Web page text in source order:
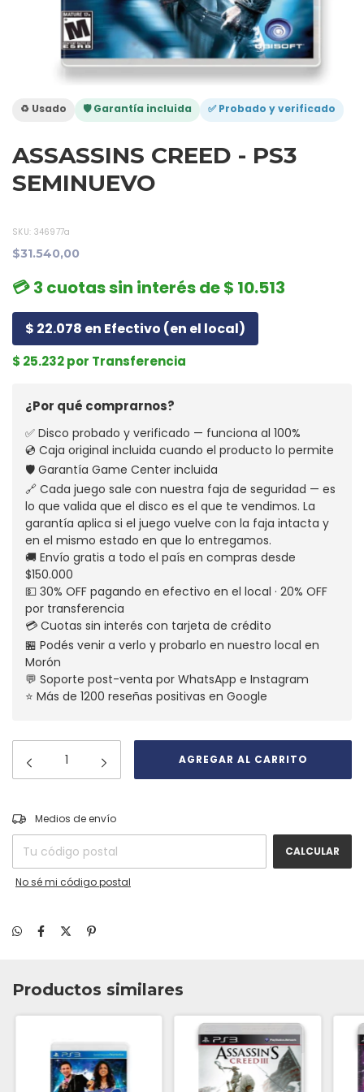
♻️ Usado 🛡️ Garantía incluida ✅ Probado y verificado
ASSASSINS CREED - PS3
SEMINUEVO
SKU: 346977a
$31.540,00
💳 3 cuotas sin interés de $ 10.513
$ 22.078 en Efectivo (en el local)
$ 25.232 por Transferencia
¿Por qué comprarnos?
✅ Disco probado y verificado — funciona al 100%
💿 Caja original incluida cuando el producto lo permite
🛡️ Garantía Game Center incluida
🔗 Cada juego sale con nuestra faja de seguridad — es
lo que valida que el disco es el que te vendimos. La
garantía aplica si el juego vuelve con la faja intacta y
en el mismo estado en que lo entregamos.
🚚 Envío gratis a todo el país en compras desde
$150.000
💵 30% OFF pagando en efectivo en el local · 20% OFF
por transferencia
💳 Cuotas sin interés con tarjeta de crédito
🏪 Podés venir a verlo y probarlo en nuestro local en
Morón
💬 Soporte post-venta por WhatsApp e Instagram
⭐ Más de 1200 reseñas positivas en Google
Entregas para el CP:
Medios de envío
CALCULAR
No sé mi código postal
Productos similares